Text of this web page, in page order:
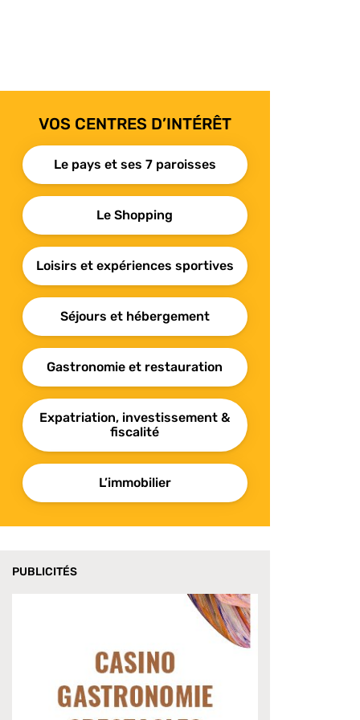
VOS CENTRES D’INTÉRÊT
Le pays et ses 7 paroisses
Le Shopping
Loisirs et expériences sportives
Séjours et hébergement
Gastronomie et restauration
Expatriation, investissement &
fiscalité
L’immobilier
PUBLICITÉS